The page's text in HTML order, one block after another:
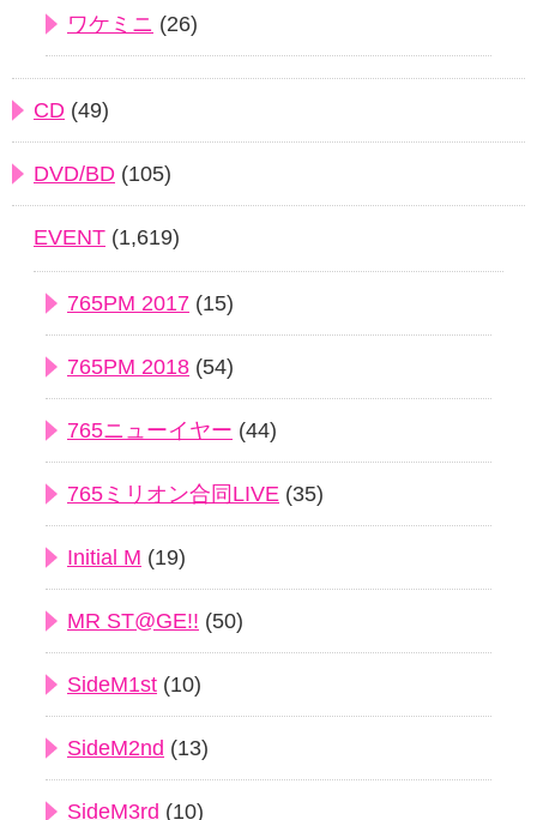
ワケミニ (26)
CD (49)
DVD/BD (105)
EVENT (1,619)
765PM 2017 (15)
765PM 2018 (54)
765ニューイヤー (44)
765ミリオン合同LIVE (35)
Initial M (19)
MR ST@GE!! (50)
SideM1st (10)
SideM2nd (13)
SideM3rd (10)